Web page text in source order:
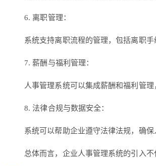
6. 离职管理：
系统支持离职流程的管理，包括离职
7. 薪酬与福利管理：
人事管理系统可以集成薪酬和福利管
8. 法律合规与数据安全：
系统可以帮助企业遵守法律法规，确
总体而言，企业人事管理系统的引入